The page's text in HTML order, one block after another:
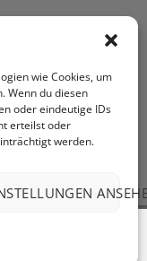
wie Cookies, um
Wenn du diesen
oder eindeutige IDs
erteilst oder
werden.